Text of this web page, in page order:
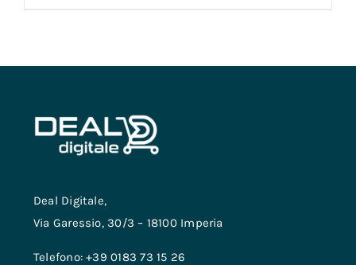
Deal Digitale,
Via Garessio, 30/3 – 18100 Imperia
Telefono: +39 0183 73 15 26